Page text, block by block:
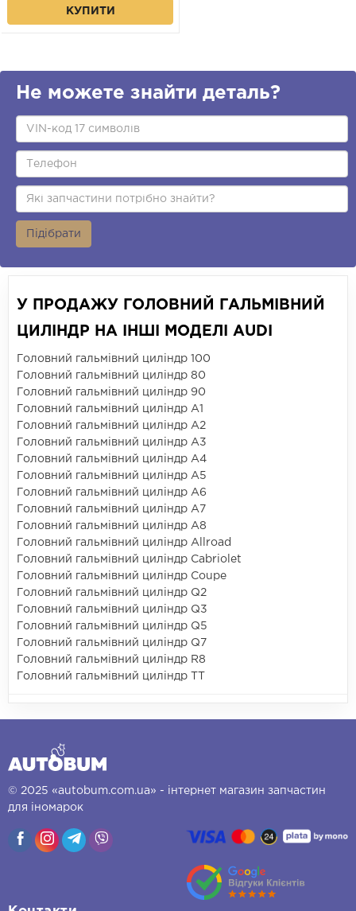
КУПИТИ
Не можете знайти деталь?
Підібрати
У ПРОДАЖУ ГОЛОВНИЙ ГАЛЬМІВНИЙ
ЦИЛІНДР НА ІНШІ МОДЕЛІ AUDI
Головний гальмівний циліндр 100
Головний гальмівний циліндр 80
Головний гальмівний циліндр 90
Головний гальмівний циліндр A1
Головний гальмівний циліндр A2
Головний гальмівний циліндр A3
Головний гальмівний циліндр A4
Головний гальмівний циліндр A5
Головний гальмівний циліндр A6
Головний гальмівний циліндр A7
Головний гальмівний циліндр A8
Головний гальмівний циліндр Allroad
Головний гальмівний циліндр Cabriolet
Головний гальмівний циліндр Coupe
Головний гальмівний циліндр Q2
Головний гальмівний циліндр Q3
Головний гальмівний циліндр Q5
Головний гальмівний циліндр Q7
Головний гальмівний циліндр R8
Головний гальмівний циліндр TT
© 2025 «autobum.com.ua» - інтернет магазин запчастин
для іномарок